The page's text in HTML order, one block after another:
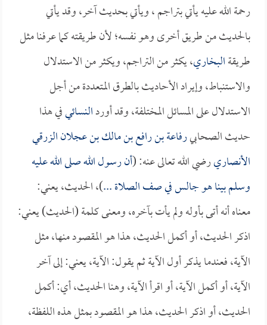
رحمة الله عليه يأتي بتراجم ، ويأتي بحديث آخر، وقد يأتي
بالحديث من طريق أخرى وهو نفسه؛ لأن طريقته كما عرفنا مثل
طريقةالبخاري، يكثر من التراجم، ويكثر من الاستدلال
والاستنباط، وإيراد الأحاديث بالطرق المتعددة من أجل
الاستدلال على المسائل المختلفة، وقد أوردالنسائيفي هذا
حديث الصحابيرفاعة بن رافع بن مالك بن عجلان الزرقي
الأنصاريرضي الله تعالى عنه: (أن رسول الله صلى الله عليه
وسلم بينا هو جالس في صف الصلاة ...)، الحديث، يعني:
معناه أنه أتى بأوله ولم يأت بآخره، ومعنى كلمة (الحديث) يعني:
اذكر الحديث، أو أكمل الحديث، هذا هو المقصود منها، مثل
الآية، فعندما يذكر أول الآية ثم يقول: الآية، يعني: إلى آخر
الآية، أو أكمل الآية، أو اقرأ الآية، وهنا الحديث، أي: أكمل
الحديث، أو اذكر الحديث، هذا هو المقصود بمثل هذه اللفظة،